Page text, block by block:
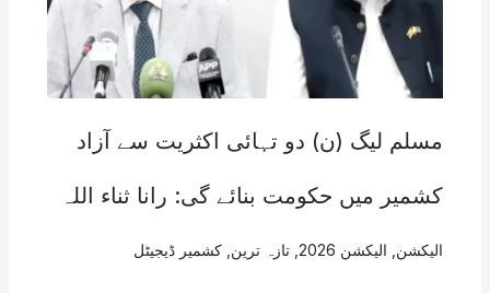
مسلم لیگ (ن) دو تہائی اکثریت سے آزاد
کشمیر میں حکومت بنائے گی: رانا ثناء اللہ
الیکشن الیکشن 2026 , تازہ ترین کشمیر ڈیجیٹل